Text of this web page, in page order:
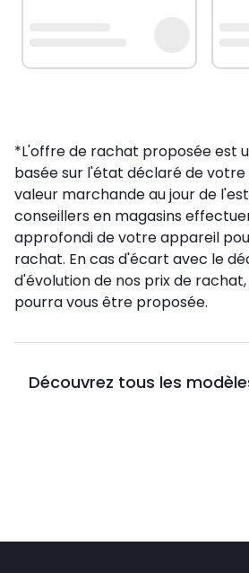
*L'offre de rachat proposée est
basée sur l'état déclaré de
valeur marchande au jour de
conseillers en magasins
approfondi de votre appareil
rachat. En cas d'écart avec le
d'évolution de nos prix de
pourra vous être proposée.
Découvrez tous les